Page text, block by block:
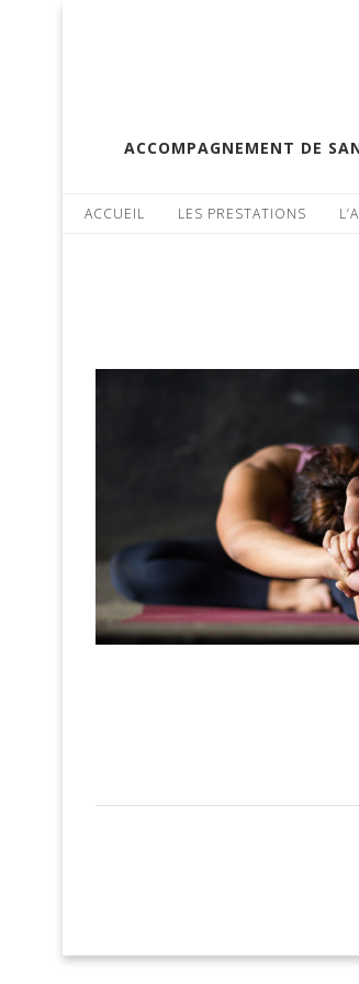
ACCOMPAGNEMENT DE
ACCUEIL LES PRESTATIONS